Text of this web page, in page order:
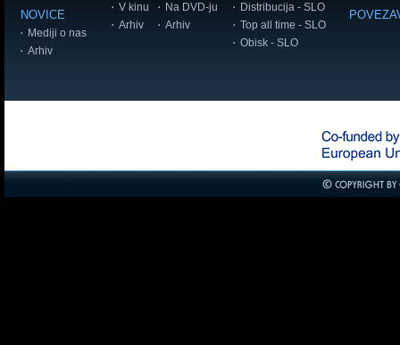
NOVICE
Mediji o nas
Arhiv
V kinu
Arhiv
Na DVD-ju
Arhiv
Distribucija - SLO
Top all time - SLO
Obisk - SLO